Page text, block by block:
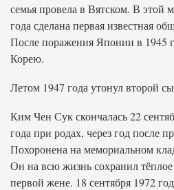
семья провела в Вятском. В этой
года сделана первая известная
После поражения Японии в 1945
Корею.
Летом 1947 года утонул
Ким Чен Сук скончалась 22
года при родах, через год после
Похоронена на мемориальном
Он на всю жизнь сохранил
первой жене. 18 сентября 1972